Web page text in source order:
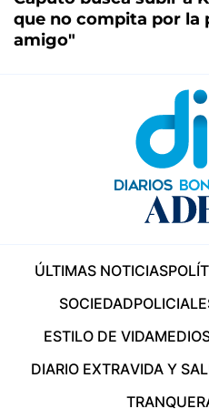
que no compita por la
amigo"
ÚLTIMAS NOTICIAS
SOCIEDAD
ESTILO DE VIDA
DIARIO EXTRAVIDA Y